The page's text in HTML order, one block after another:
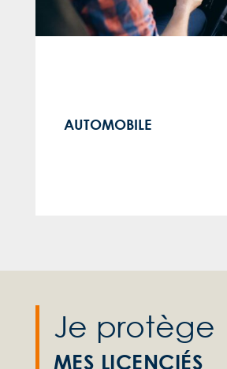
AUTOMOBILE
Je protège
MES LICENCIÉS